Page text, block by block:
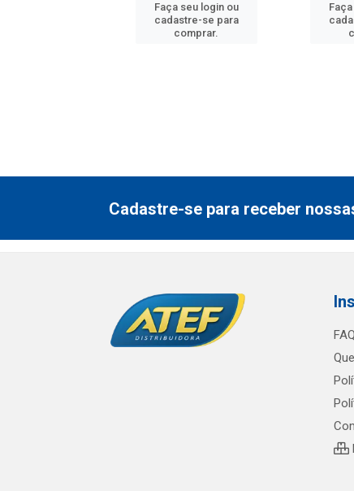
Faça seu login ou
cadastre-se para
comprar.
Cadastre-se para receber
FAQ